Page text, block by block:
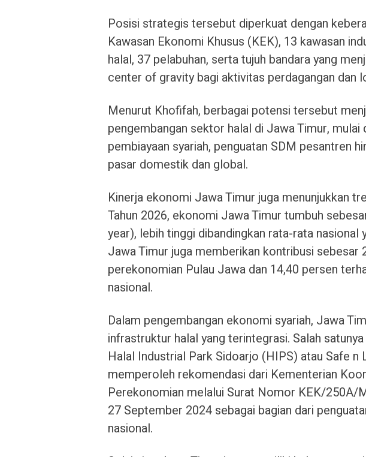
Posisi strategis tersebut diperkuat dengan
Kawasan Ekonomi Khusus (KEK), 13 kawasan
halal, 37 pelabuhan, serta tujuh bandara yang
center of gravity bagi aktivitas perdagangan dan
Menurut Khofifah, berbagai potensi tersebut
pengembangan sektor halal di Jawa Timur,
pembiayaan syariah, penguatan SDM pesantren
pasar domestik dan global.
Kinerja ekonomi Jawa Timur juga menunjukkan
Tahun 2026, ekonomi Jawa Timur tumbuh
year), lebih tinggi dibandingkan rata-rata nasional
Jawa Timur juga memberikan kontribusi sebesar
perekonomian Pulau Jawa dan 14,40 persen
nasional.
Dalam pengembangan ekonomi syariah, Jawa
infrastruktur halal yang terintegrasi. Salah
Halal Industrial Park Sidoarjo (HIPS) atau Safe n
memperoleh rekomendasi dari Kementerian
Perekonomian melalui Surat Nomor KEK/
27 September 2024 sebagai bagian dari
nasional.